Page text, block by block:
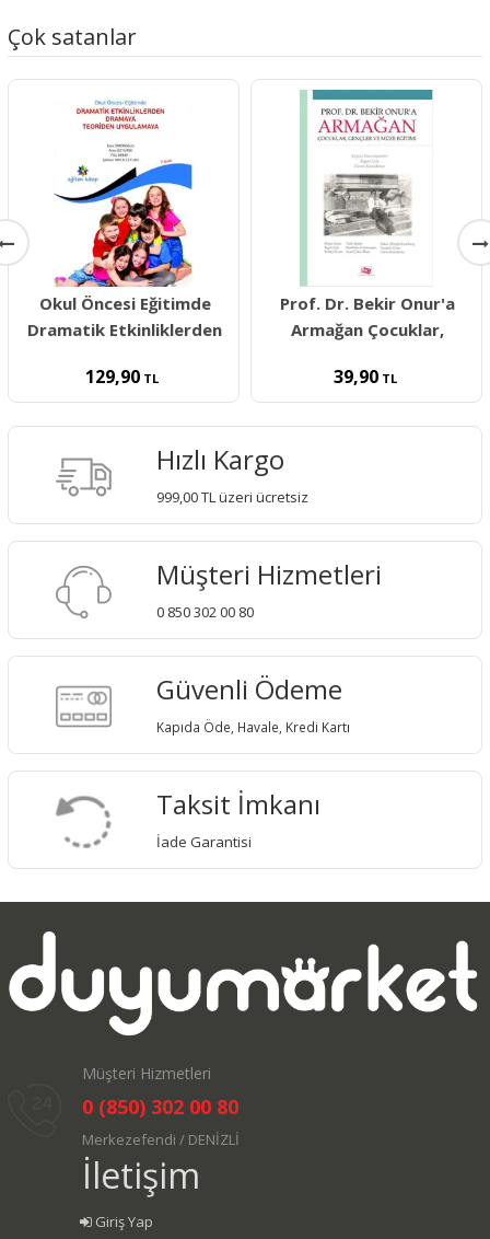
Çok satanlar
Okul Öncesi Eğitimde
Dramatik Etkinliklerden
129,90 TL
Prof. Dr. Bekir Onur'a
Armağan Çocuklar,
39,90TL
Hızlı Kargo
999,00 TL üzeri ücretsiz
Müşteri Hizmetleri
0 850 302 00 80
Güvenli Ödeme
Kapıda Öde, Havale, Kredi Kartı
Taksit İmkanı
İade Garantisi
Müşteri Hizmetleri
0 (850) 302 00 80
Merkezefendi / DENİZLİ
İletişim
Giriş Yap